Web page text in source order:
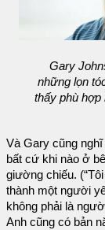
Gary
những lọn
thấy phù hợp
Và Gary cũng
bất cứ khi nào ở
giường chiếu.
thành một người
không phải là
Anh cũng có bản